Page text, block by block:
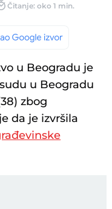
Čitanje: oko 1 min.
u Beogradu je
u Beogradu
zbog
da je izvršila